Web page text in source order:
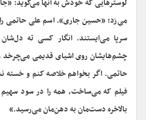
لوسترهایی که خودش به آنها می‌گوید:
می‌زد؛ «حسین جاری». اسم علی حاتمی
سرپا می‌ایستند. انگار کسی ته دل‌شان
چشم‌هایشان روی اشیای قدیمی می‌چرخد
حاتمی. اگر بخواهم خلاصه کنم و خسته
فیلم که می‌ساخت، همه را در سود سهیم
بالاخره دست‌مان به دهن‌مان می‌رسید.»